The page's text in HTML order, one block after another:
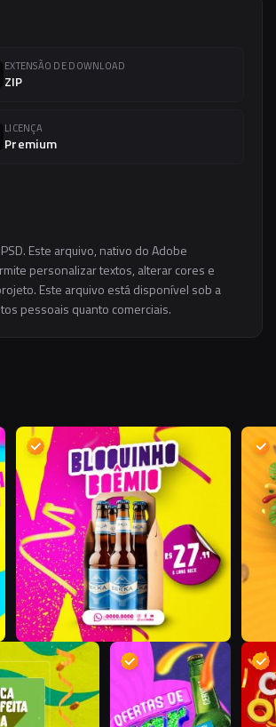
EXTENSÃO DE DOWNLOAD
ZIP
LICENÇA
Premium
Este arquivo, nativo do Adobe
personalizar textos, alterar cores e
Este arquivo está disponível sob a
pessoais quanto comerciais.
D
D D